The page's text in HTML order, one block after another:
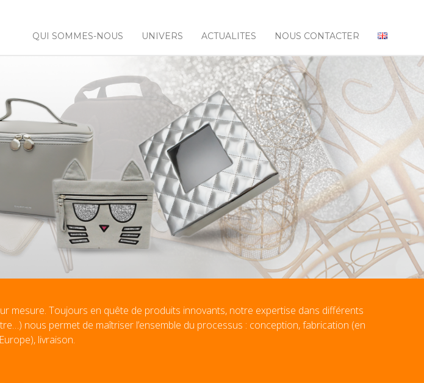
QUI SOMMES-NOUS UNIVERS ACTUALITES NOUS CONTACTER
mesure. Toujours en quête de produits innovants, notre expertise dans différents
nous permet de maîtriser l’ensemble du processus : conception, fabrication (en
livraison.